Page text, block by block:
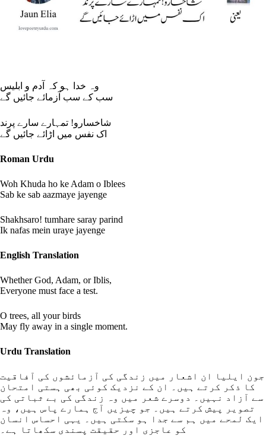
وہ خدا ہو کہ آدم و ابلیس
سب کے سب آزمائے جائیں گے
شاخسارو! تمہارے سارے پرند
اک نفس میں اڑائے جائیں گے
Roman Urdu
Woh Khuda ho ke Adam o Iblees
Sab ke sab aazmaye jayenge
Shakhsaro! tumhare saray parind
Ik nafas mein uraye jayenge
English Translation
Whether God, Adam, or Iblis,
Everyone must face a test.
O trees, all your birds
May fly away in a single moment.
Urdu Translation
جون ایلیا ان اشعار میں زندگی کی آزمائشوں کی آفاقیت
کا ذکر کرتے ہیں۔ ان کے نزدیک کوئی بھی ہستی امتحان
سے آزاد نہیں۔ دوسرے شعر میں وہ زندگی کی بے ثباتی کی
تصویر پیش کرتے ہیں۔ جو چیزیں آج ہمارے پاس ہیں، وہ
ایک لمحے میں ہم سے جدا ہو سکتی ہیں۔ یہی احساس انسان
کو عاجزی اور حقیقت پسندی سکھاتا ہے۔